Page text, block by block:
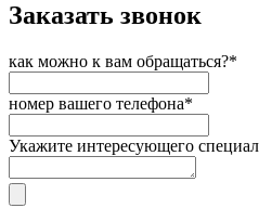
Заказать звонок
как можно к вам обращаться?*
номер вашего телефона*
Укажите интересующего